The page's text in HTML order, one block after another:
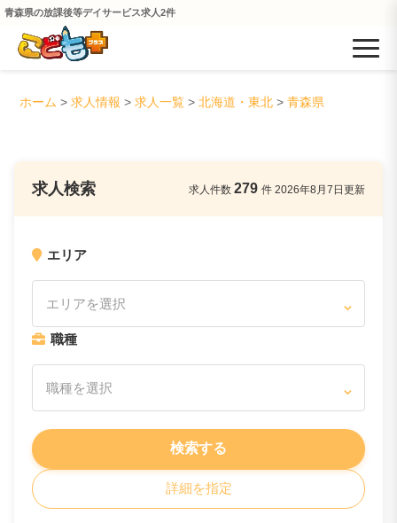
青森県の放課後等デイサービス求人2件
ホーム > 求人情報 > 求人一覧> 北海道・東北> 青森県
求人検索 求人件数 279 件 2026年8月7日 更新
エリア
エリアを選択
職種
職種を選択
検索する
詳細を指定